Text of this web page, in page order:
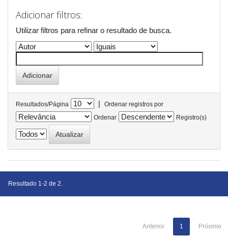
Adicionar filtros:
Utilizar filtros para refinar o resultado de busca.
Resultados/Página |
Ordenar registros por
Ordenar
Registro(s)
Resultado 1-2 de 2.
Anterior 1 Próximo